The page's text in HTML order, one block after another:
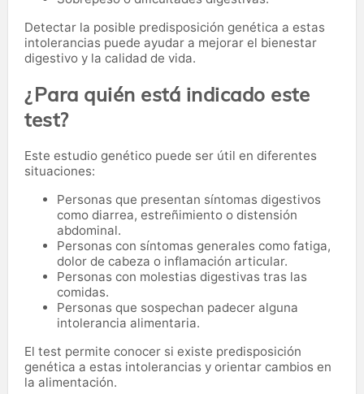
Detectar la posible predisposición genética a estas
intolerancias puede ayudar a mejorar el bienestar
digestivo y la calidad de vida.
¿Para quién está indicado este
test?
Este estudio genético puede ser útil en diferentes
situaciones:
Personas que presentan síntomas digestivos
como diarrea, estreñimiento o distensión
abdominal.
Personas con síntomas generales como fatiga,
dolor de cabeza o inflamación articular.
Personas con molestias digestivas tras las
comidas.
Personas que sospechan padecer alguna
intolerancia alimentaria.
El test permite conocer si existe predisposición
genética a estas intolerancias y orientar cambios en
la alimentación.